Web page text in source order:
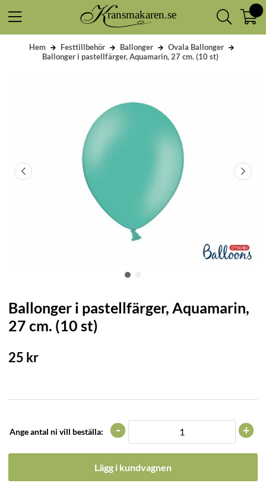
Hem Festtillbehör Ballonger
Ovala Ballonger
Ballonger i pastellfärger, Aquamarin, 27 cm. (10 st)
Ballonger i pastellfärger, Aquamarin,
27 cm. (10 st)
25 kr
Ange antal ni vill beställa: +
-
Lägg i kundvagnen